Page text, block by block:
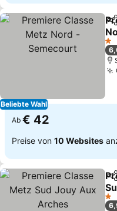
Beliebte Wahl
1
Ab € 42
Preise von 10 Websites
1